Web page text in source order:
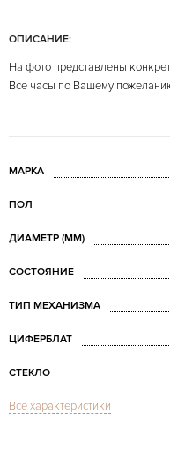
ОПИСАНИЕ:
На фото представлены
Все часы по Вашему
МАРКА
ПОЛ
ДИАМЕТР (MM)
СОСТОЯНИЕ
ТИП МЕХАНИЗМА
ЦИФЕРБЛАТ
СТЕКЛО
ФУНКЦИИ
Все характеристики